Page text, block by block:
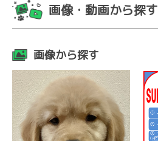
画像・動画から探す
画像から探す